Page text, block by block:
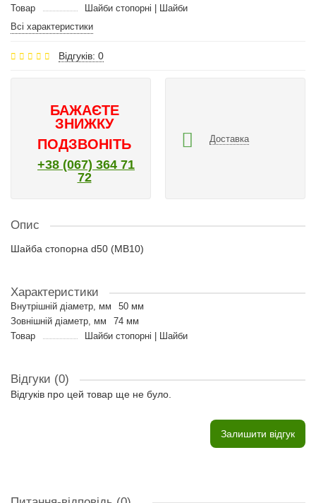
Товар
Шайби стопорні | Шайби
Всі характеристики
Відгуків: 0
БАЖАЄТЕ
ЗНИЖКУ
ПОДЗВОНІТЬ
+38 (067) 364 71
72
Доставка
Опис
Шайба стопорна d50 (MB10)
Характеристики
Внутрішній діаметр, мм
50 мм
Зовнішній діаметр, мм
74 мм
Товар
Шайби стопорні | Шайби
Відгуки (0)
Відгуків про цей товар ще не було.
Залишити відгук